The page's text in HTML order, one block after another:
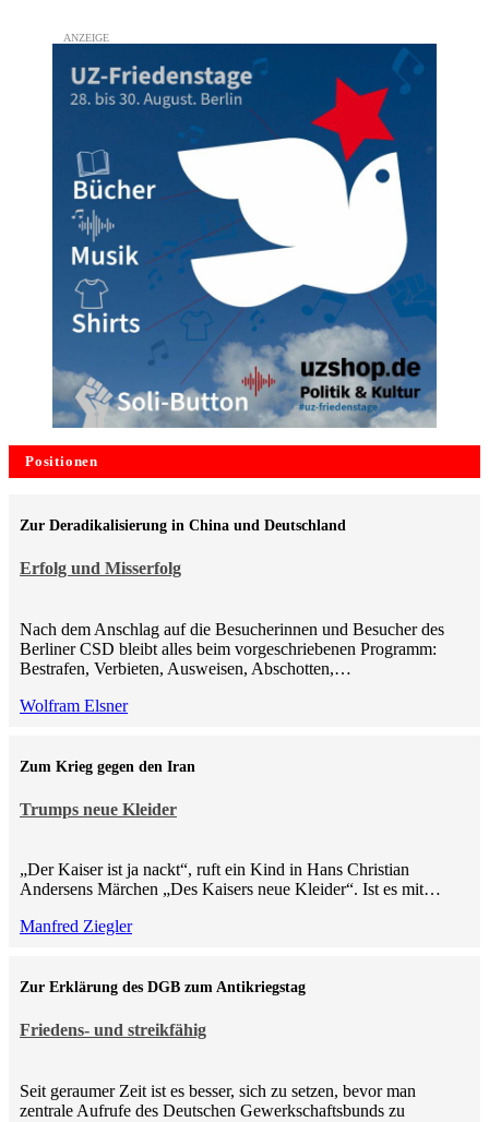
Positionen
Erfolg und Misserfolg
Zur Deradikalisierung in China und Deutschland
Nach dem Anschlag auf die Besucherinnen und Besucher des
Berliner CSD bleibt alles beim vorgeschriebenen Programm:
Bestrafen, Verbieten, Ausweisen, Abschotten,…
Wolfram Elsner
Trumps neue Kleider
Zum Krieg gegen den Iran
„Der Kaiser ist ja nackt“, ruft ein Kind in Hans Christian
Andersens Märchen „Des Kaisers neue Kleider“. Ist es mit…
Manfred Ziegler
Friedens- und streikfähig
Zur Erklärung des DGB zum Antikriegstag
Seit geraumer Zeit ist es besser, sich zu setzen, bevor man
zentrale Aufrufe des Deutschen Gewerkschaftsbunds zu